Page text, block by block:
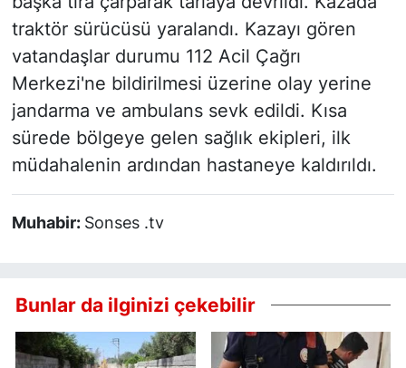
traktör sürücüsü yaralandı. Kazayı gören
vatandaşlar durumu 112 Acil Çağrı
Merkezi'ne bildirilmesi üzerine olay yerine
jandarma ve ambulans sevk edildi. Kısa
sürede bölgeye gelen sağlık ekipleri, ilk
müdahalenin ardından hastaneye kaldırıldı.
Muhabir: Sonses .tv
Bunlar da ilginizi çekebilir